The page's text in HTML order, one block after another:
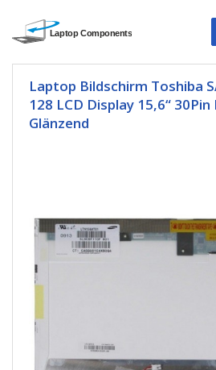
Laptop Bildschirm Toshiba
128 LCD Display 15,6“ 30Pin
Glänzend